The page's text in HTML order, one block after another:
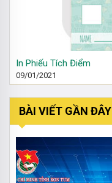
In Phiếu Tích Điểm
09/01/2021
BÀI VIẾT GẦN ĐÂY